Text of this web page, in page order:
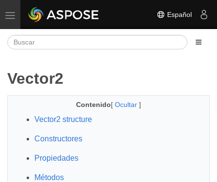
Alternar navegación Español
Vector2
Contenido[ Ocultar ]
Vector2 structure
Constructores
Propiedades
Métodos